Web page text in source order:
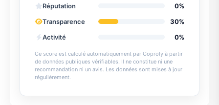
Réputation
0%
Transparence
30%
Activité
0%
Ce score est calculé automatiquement par Coproly à partir
de données publiques vérifiables. Il ne constitue ni une
recommandation ni un avis. Les données sont mises à jour
régulièrement.